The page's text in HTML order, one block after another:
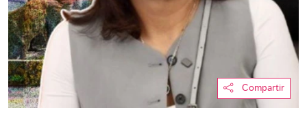
Compartir